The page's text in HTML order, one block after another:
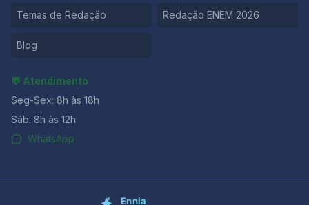
Temas de Redação Redação ENEM 2026
Blog
💬 Atendimento
Seg-Sex: 8h às 18h
Sáb: 8h às 12h
WhatsApp